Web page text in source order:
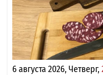
6 августа 2026, Четверг,